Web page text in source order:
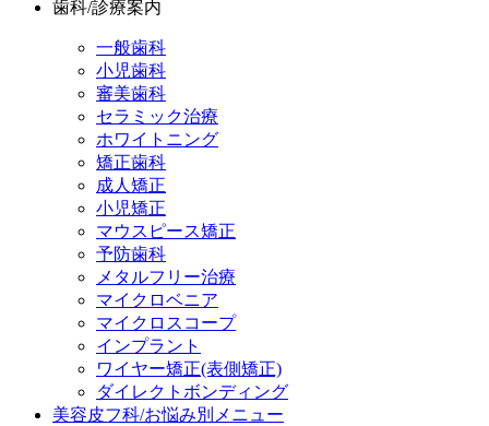
歯科/診療案内
一般歯科
小児歯科
審美歯科
セラミック治療
ホワイトニング
矯正歯科
成人矯正
小児矯正
マウスピース矯正
予防歯科
メタルフリー治療
マイクロベニア
マイクロスコープ
インプラント
ワイヤー矯正(表側矯正)
ダイレクトボンディング
美容皮フ科/お悩み別メニュー